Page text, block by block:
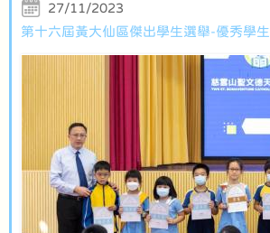
27/11/2023
第十六屆黃大仙區傑出學生選舉-優秀學生